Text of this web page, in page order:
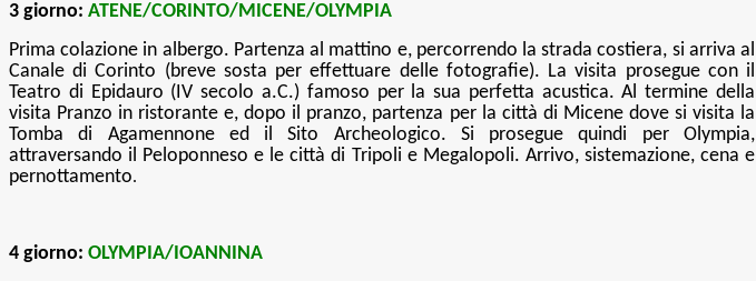
3 giorno: ATENE/CORINTO/MICENE/OLYMPIA
Prima colazione in albergo. Partenza al mattino e, percorrendo la strada costiera, si arriva al
Canale di Corinto (breve sosta per effettuare delle fotografie). La visita prosegue con il
Teatro di Epidauro (IV secolo a.C.) famoso per la sua perfetta acustica. Al termine della
visita Pranzo in ristorante e, dopo il pranzo, partenza per la città di Micene dove si visita la
Tomba di Agamennone ed il Sito Archeologico. Si prosegue quindi per Olympia,
attraversando il Peloponneso e le città di Tripoli e Megalopoli. Arrivo, sistemazione, cena e
pernottamento.
4 giorno: OLYMPIA/IOANNINA